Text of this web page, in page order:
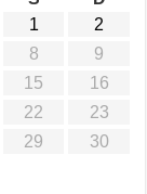
1
2
8
9
15
16
22
23
29
30